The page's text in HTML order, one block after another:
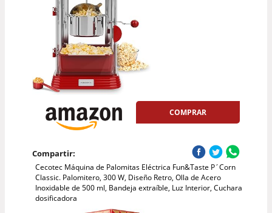
COMPRAR
Compartir:
Cecotec Máquina de Palomitas Eléctrica Fun&Taste P´Corn
Classic. Palomitero, 300 W, Diseño Retro, Olla de Acero
Inoxidable de 500 ml, Bandeja extraíble, Luz Interior, Cuchara
dosificadora